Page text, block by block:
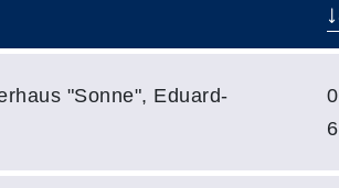
"Sonne", Eduard-